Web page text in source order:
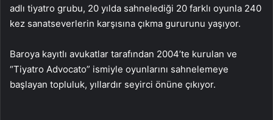
adlı tiyatro grubu, 20 yılda sahnelediği 20 farklı oyunla 240
kez sanatseverlerin karşısına çıkma gururunu yaşıyor.
Baroya kayıtlı avukatlar tarafından 2004’te kurulan ve
“Tiyatro Advocato” ismiyle oyunlarını sahnelemeye
başlayan topluluk, yıllardır seyirci önüne çıkıyor.